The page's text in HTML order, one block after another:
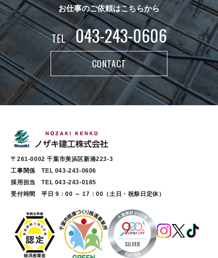
お仕事のご依頼はこちらから
TEL 043-243-0606
CONTACT
〒261-0002 千葉市美浜区新港223-3
工事関係 TEL 043-243-0606
採用担当 TEL 043-243-0185
受付時間 平日 9：00 ～ 17：00（土日・祝祭日定休）